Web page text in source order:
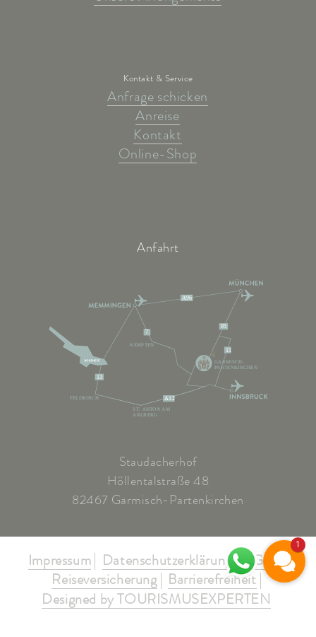
Kontakt & Service
Anfrage schicken
Anreise
Kontakt
Online-Shop
Anfahrt
A96
95
11
7
A12
13
KEMPTEN
ST. ANTON AM
ARLBERG
FELDKIRCH
GARMISCH-
PARTENKIRCHEN
Staudacherhof
Höllentalstraße 48
82467 Garmisch-Partenkirchen
Impressum Datenschutzerklärung
AGB's
Reiseversicherung
Barrierefreiheit
Designed by TOURISMUSEXPERTEN
1